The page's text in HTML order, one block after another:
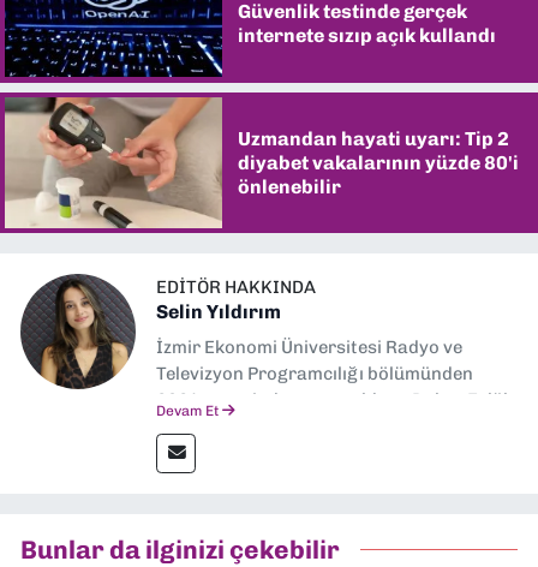
Güvenlik testinde gerçek
internete sızıp açık kullandı
Uzmandan hayati uyarı: Tip 2
diyabet vakalarının yüzde 80'i
önlenebilir
EDITÖR HAKKINDA
Selin Yıldırım
İzmir Ekonomi Üniversitesi Radyo ve
Televizyon Programcılığı bölümünden
2024 senesinde mezun oldum. Dokuz Eylül
editörlük görevini de üstleniyorum.
Devam Et
Bunlar da ilginizi çekebilir